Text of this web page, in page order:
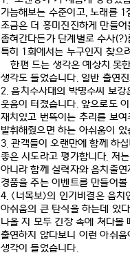
가늠해보는 수준이고,노래를 1
조금은 더 흥미진진하게 만들
좁혀간다든가 단계별로 수사(?)
특히 1회에서는 누구인지 찾으
한편 드는 생각은 예상치 못
생각도 들었습니다. 일반 출연
2.음치수사대의 박명수씨 보
웃음이 터졌습니다. 앞으로도
재치있고 번뜩이는 추리를 보
발휘해줬으면 하는 아쉬움이 있
3.관객들이 오랜만에 함께 하
좋은 시도라고 평가합니다. 저
아니라 함께 실력자와 음치출
경품을 주는 이벤트를 만들어
4. <너목보>의 인기비결은 음치
아쉬움의 큰 탄식을 하는데 있
나올 지 모두 긴장 속에 쳐다볼
출연하지 않다보니 이런 아쉬
생각이 들었습니다.